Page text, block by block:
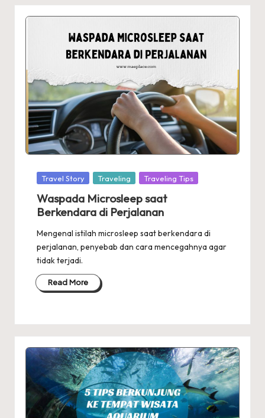
Posted
Travel Story Traveling Traveling Tips
Waspada Microsleep saat
Berkendara di Perjalanan
Mengenal istilah microsleep saat berkendara di
perjalanan, penyebab dan cara mencegahnya agar
tidak terjadi.
Read More